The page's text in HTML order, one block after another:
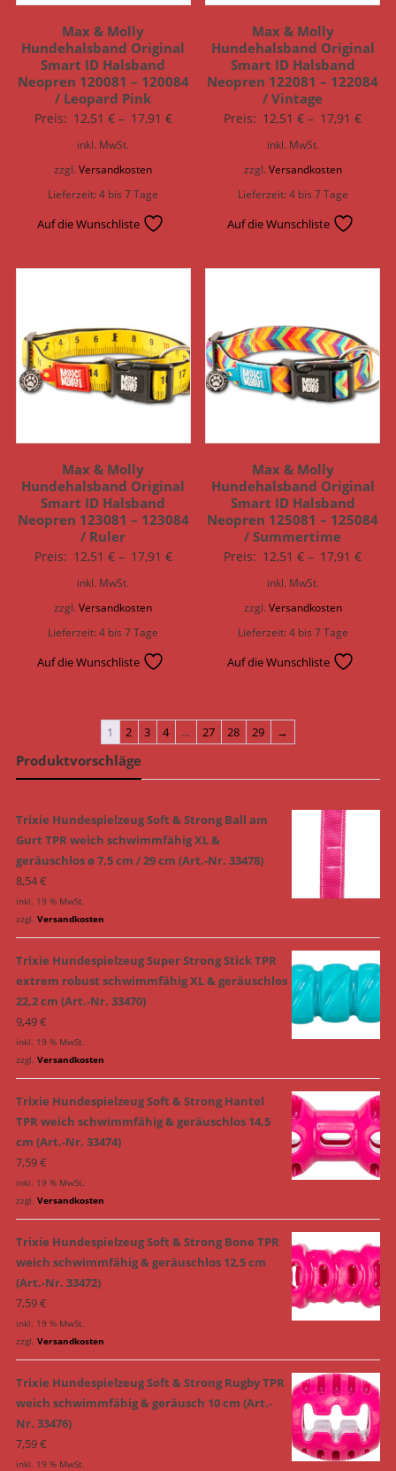
Max & Molly
Hundehalsband Original
Smart ID Halsband
Neopren 120081 – 120084
/ Leopard Pink
Preis: 12,51 €– 17,91 €
inkl. MwSt.
zzgl.Versandkosten
Lieferzeit:4 bis 7 Tage
Auf die Wunschliste
Max & Molly
Hundehalsband Original
Smart ID Halsband
Neopren 122081 – 122084
/ Vintage
Preis: 12,51€ – 17,91€
inkl. MwSt.
zzgl. Versandkosten
Lieferzeit:4 bis 7 Tage
Auf die Wunschliste
Max & Molly
Hundehalsband Original
Smart ID Halsband
Neopren 123081 – 123084
/ Ruler
Preis: 12,51 €– 17,91 €
inkl. MwSt.
zzgl.Versandkosten
Lieferzeit:4 bis 7 Tage
Auf die Wunschliste
Max & Molly
Hundehalsband Original
Smart ID Halsband
Neopren 125081 – 125084
/ Summertime
Preis: 12,51€ – 17,91€
inkl. MwSt.
zzgl.Versandkosten
Lieferzeit:4 bis 7 Tage
Auf die Wunschliste
1 2 3 4 … 27 28 29 →
Produktvorschläge
Trixie Hundespielzeug Soft & Strong Ball am
Gurt TPR weich schwimmfähig XL &
geräuschlos ø 7,5 cm / 29 cm (Art.-Nr. 33478)
8,54€
inkl. 19 % MwSt.
zzgl. Versandkosten
Trixie Hundespielzeug Super Strong Stick TPR
extrem robust schwimmfähig XL & geräuschlos
22,2 cm (Art.-Nr. 33470)
9,49€
inkl. 19 % MwSt.
zzgl. Versandkosten
Trixie Hundespielzeug Soft & Strong Hantel
TPR weich schwimmfähig & geräuschlos 14,5
cm (Art.-Nr. 33474)
7,59€
inkl. 19 % MwSt.
zzgl. Versandkosten
Trixie Hundespielzeug Soft & Strong Bone TPR
weich schwimmfähig & geräuschlos 12,5 cm
(Art.-Nr. 33472)
7,59€
inkl. 19 % MwSt.
zzgl. Versandkosten
Trixie Hundespielzeug Soft & Strong Rugby TPR
weich schwimmfähig & geräusch 10 cm (Art.-
Nr. 33476)
7,59€
inkl. 19 % MwSt.